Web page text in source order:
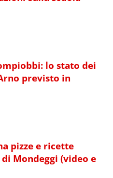
lo stato dei
previsto in
pizze e ricette
Mondeggi (video e